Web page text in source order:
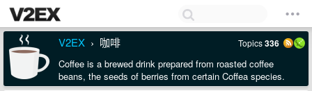
V2EX › 咖啡 Topics336
Coffee is a brewed drink prepared from roasted coffee
beans, the seeds of berries from certain Coffea species.